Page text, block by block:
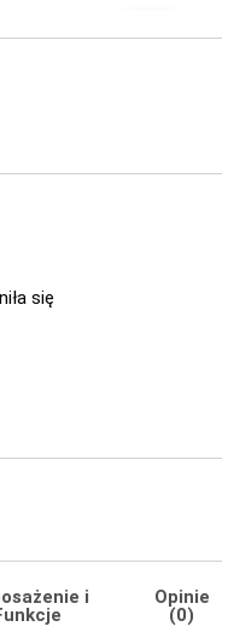
się
i
Opinie
(0)